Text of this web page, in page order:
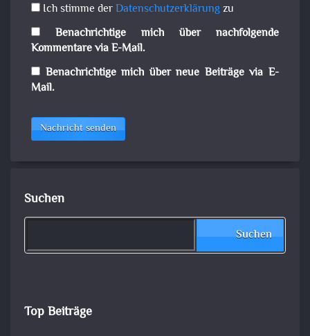
Ich stimme derDatenschutzerklärungzu
Benachrichtige mich über nachfolgende
Kommentare via E-Mail.
Benachrichtige mich über neue Beiträge via E-
Mail.
Nachricht senden
Suchen
Suchen
Top Beiträge